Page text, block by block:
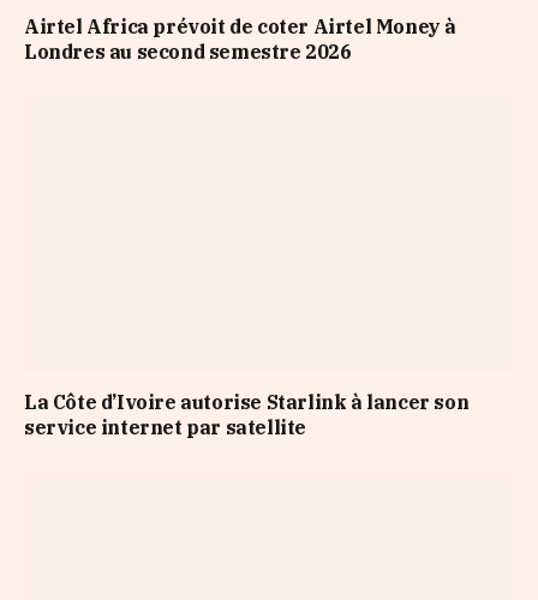
Airtel Africa prévoit de coter Airtel Money à
Londres au second semestre 2026
La Côte d’Ivoire autorise Starlink à lancer son
service internet par satellite